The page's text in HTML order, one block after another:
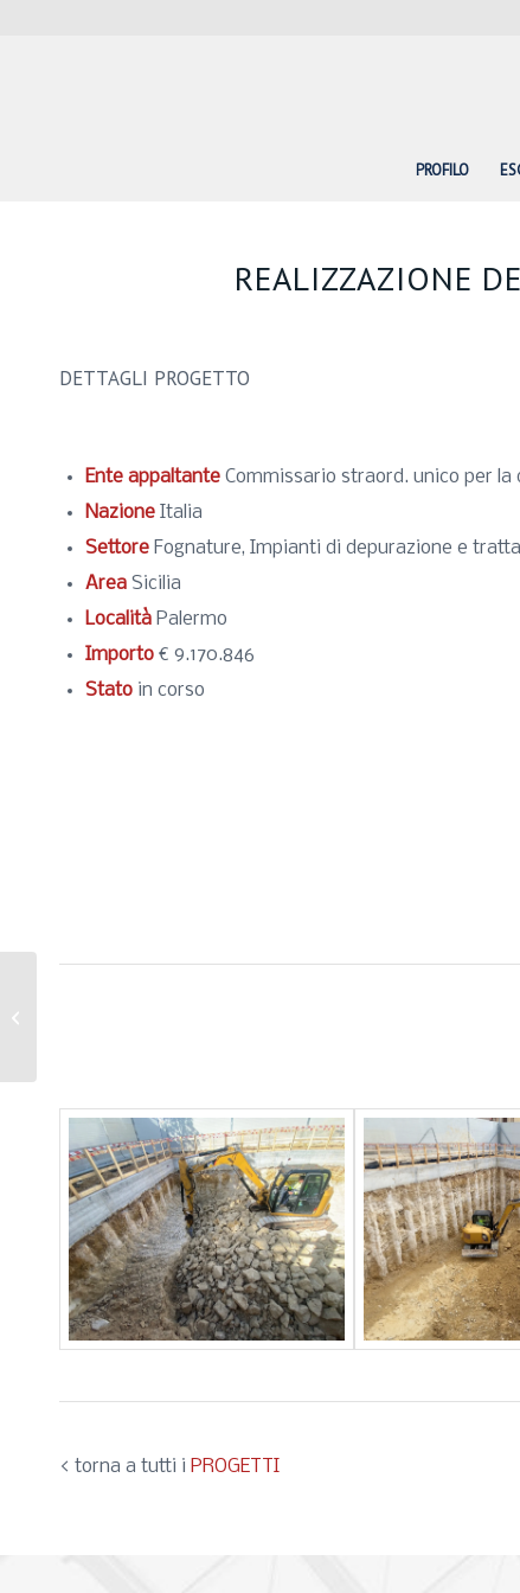
PROFILO
REALIZZAZIONE
DETTAGLI PROGETTO
Ente appaltante Commissario straord. unico per la
Nazione Italia
Settore Fognature, Impianti di depurazione e
Area Sicilia
Località Palermo
Importo € 9.170.846
Stato in corso
< torna a tutti i PROGETTI